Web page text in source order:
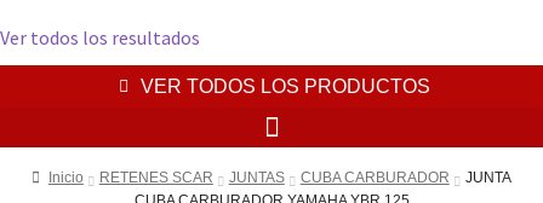
Ver todos los resultados
VER TODOS LOS PRODUCTOS
Inicio RETENES SCAR JUNTAS CUBA CARBURADOR
JUNTA